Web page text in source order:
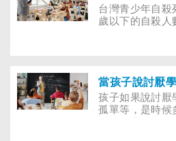
台灣青少年自殺
歲以下的自殺人
因之一，荷蘭
孩子如果說討厭
孤單等​，是時候
恨和自卑是兒